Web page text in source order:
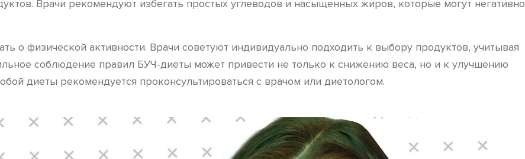
Врачи рекомендуют избегать простых углеводов и насыщенных жиров, которые могут негативно
о физической активности. Врачи советуют индивидуально подходить к выбору продуктов, учитывая
соблюдение правил БУЧ-диеты может привести не только к снижению веса, но и к улучшению
диеты рекомендуется проконсультироваться с врачом или диетологом.